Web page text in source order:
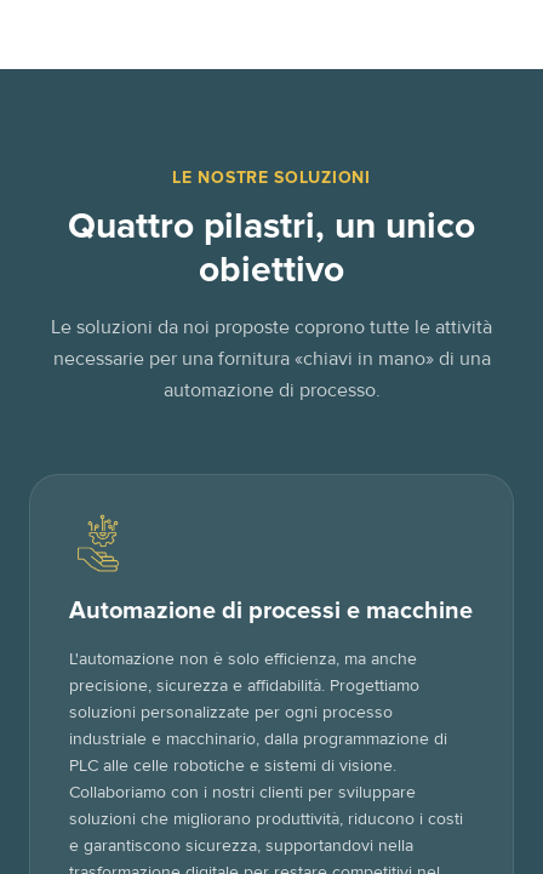
LE NOSTRE SOLUZIONI
Quattro pilastri, un unico
obiettivo
Le soluzioni da noi proposte coprono tutte le attività
necessarie per una fornitura «chiavi in mano» di una
automazione di processo.
Automazione di processi e macchine
L'automazione non è solo efficienza, ma anche
precisione, sicurezza e affidabilità. Progettiamo
soluzioni personalizzate per ogni processo
industriale e macchinario, dalla programmazione di
PLC alle celle robotiche e sistemi di visione.
Collaboriamo con i nostri clienti per sviluppare
soluzioni che migliorano produttività, riducono i costi
e garantiscono sicurezza, supportandovi nella